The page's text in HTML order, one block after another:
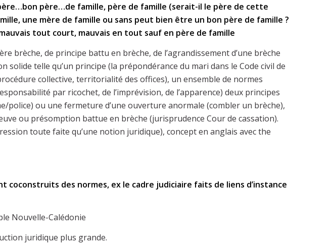
père…de famille, père de famille (serait-il le père de cette
une mère de famille ou sans peut bien être un bon père de famille ?
tout court, mauvais en tout sauf en père de famille
brèche, de principe battu en brèche, de l’agrandissement d’une brèche
telle qu’un principe (la prépondérance du mari dans le Code civil de
collective, territorialité des offices), un ensemble de normes
par ricochet, de l’imprévision, de l’apparence) deux principes
police) ou une fermeture d’une ouverture anormale (combler un brèche),
ou présomption battue en brèche (jurisprudence Cour de cassation).
toute faite qu’une notion juridique), concept en anglais avec the
coconstruits des normes, ex le cadre judiciaire faits de liens d’instance
Nouvelle-Calédonie
juridique plus grande.